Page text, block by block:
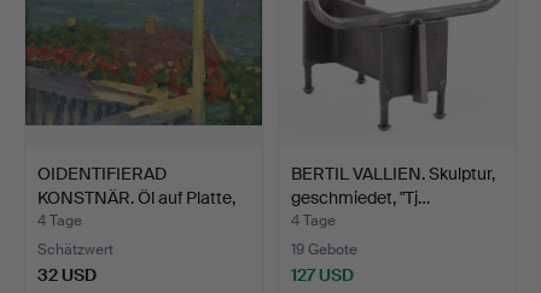
OIDENTIFIERAD
KONSTNÄR. Öl auf Platte,
sig…
4 Tage
Schätzwert
32 USD
BERTIL VALLIEN. Skulptur,
geschmiedet, "Tj…
4 Tage
19 Gebote
127 USD